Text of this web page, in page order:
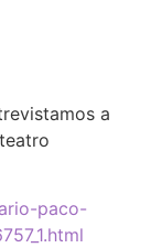
a
paco-